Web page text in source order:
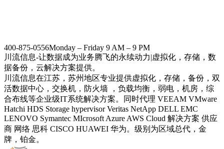
400-875-0556Monday – Friday 9 AM – 9 PM
川流信息-让数据成为业务腾飞的永续动力|虚拟化，存储，数
据备份，云解决方案提供。
川流信息在江苏，苏州地区专业提供虚拟化，存储，备份，双
活数据中心，交换机，防火墙 ，负载均衡，弱电，机房，综
合布线等企业级IT系统解决方案。同时代理 VEEAM VMware
Hatchi HDS Storage hypervisor Veritas NetApp DELL EMC
LENOVO Symantec MIcrosoft Azure AWS Cloud 解决方案 供应
商 网络 思科 CISCO HUAWEI 华为。级别为区域总代，金
牌，铂金。